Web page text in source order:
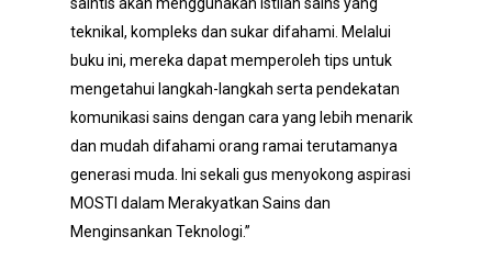
teknikal, kompleks dan sukar difahami. Melalui
buku ini, mereka dapat memperoleh tips untuk
mengetahui langkah-langkah serta pendekatan
komunikasi sains dengan cara yang lebih menarik
dan mudah difahami orang ramai terutamanya
generasi muda. Ini sekali gus menyokong aspirasi
MOSTI dalam Merakyatkan Sains dan
Menginsankan Teknologi.”